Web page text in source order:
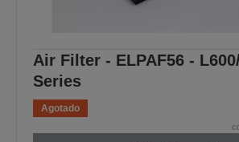
Air Filter - ELPAF56 -
Series
Agotado